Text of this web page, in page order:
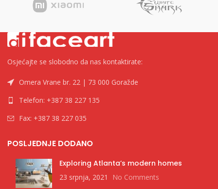
Osjećajte se slobodno da nas kontaktirate:
Omera Vrane br. 22 | 73 000 Goražde
Telefon: +387 38 227 135
Fax: +387 38 227 035
POSLJEDNJE DODANO
Exploring Atlanta’s modern homes
23 srpnja, 2021 No Comments